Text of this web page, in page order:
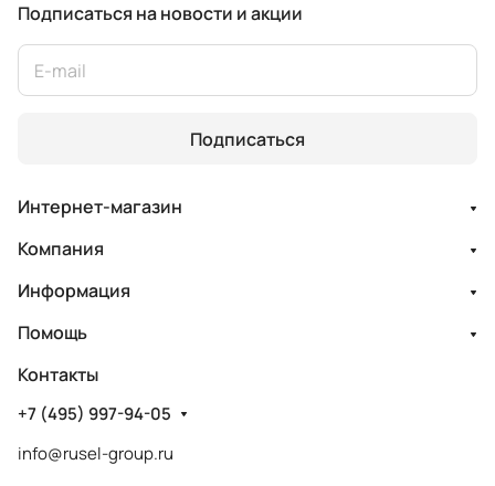
Подписаться на новости и акции
Подписаться
Интернет-магазин
Компания
Информация
Помощь
Контакты
+7 (495) 997-94-05
info@rusel-group.ru